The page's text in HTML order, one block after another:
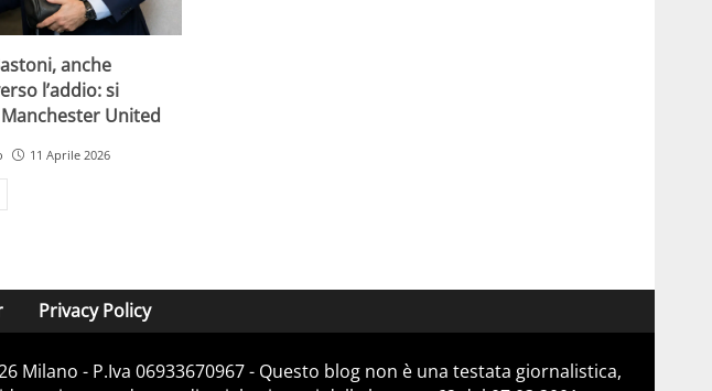
anche
l’addio: si
United
11 Aprile 2026
Privacy Policy
Milano - P.Iva 06933670967 - Questo blog non è una testata giornalistica,